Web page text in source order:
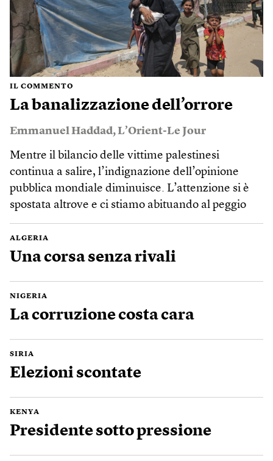
IL COMMENTO
La banalizzazione dell’orrore
Emmanuel Haddad,L’Orient-Le Jour
Mentre il bilancio delle vittime palestinesi
continua a salire, l’indignazione dell’opinione
pubblica mondiale diminuisce. L’attenzione si è
spostata altrove e ci stiamo abituando al peggio
ALGERIA
Una corsa senza rivali
NIGERIA
La corruzione costa cara
SIRIA
Elezioni scontate
KENYA
Presidente sotto pressione